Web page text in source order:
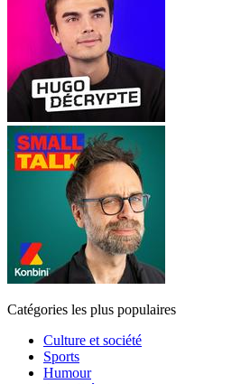
Catégories les plus populaires
Culture et société
Sports
Humour